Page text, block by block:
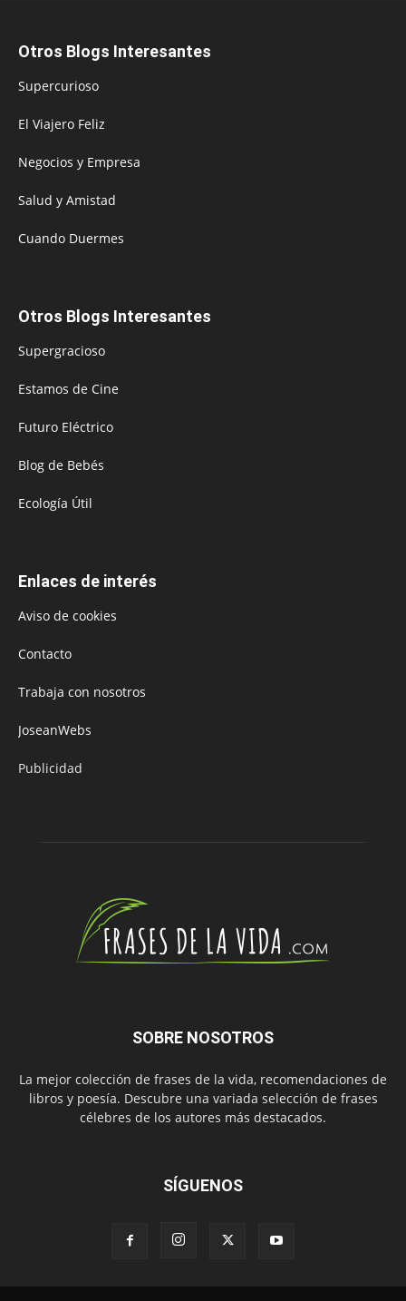
Otros Blogs Interesantes
Supercurioso
El Viajero Feliz
Negocios y Empresa
Salud y Amistad
Cuando Duermes
Otros Blogs Interesantes
Supergracioso
Estamos de Cine
Futuro Eléctrico
Blog de Bebés
Ecología Útil
Enlaces de interés
Aviso de cookies
Contacto
Trabaja con nosotros
JoseanWebs
Publicidad
SOBRE NOSOTROS
La mejor colección de frases de la vida, recomendaciones de
libros y poesía. Descubre una variada selección de frases
célebres de los autores más destacados.
SÍGUENOS